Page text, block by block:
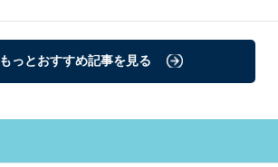
もっとおすすめ記事を見る